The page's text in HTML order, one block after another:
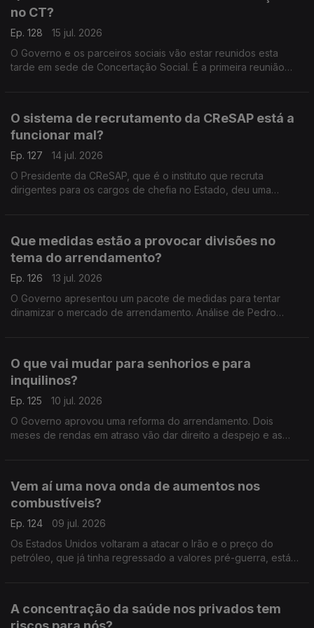
no CT?
Ep. 128
15 jul. 2026
O Governo e os parceiros sociais vão estar reunidos esta
tarde em sede de Concertação Social. É a primeira reunião
O sistema de recrutamento da CReSAP está a
funcionar mal?
Ep. 127
14 jul. 2026
O Presidente da CReSAP, que é o instituto que recruta
dirigentes para os cargos de chefia no Estado, deu uma
Que medidas estão a provocar divisões no
tema do arrendamento?
Ep. 126
13 jul. 2026
O Governo apresentou um pacote de medidas para tentar
dinamizar o mercado de arrendamento. Análise de Pedro
O que vai mudar para senhorios e para
inquilinos?
Ep. 125
10 jul. 2026
O Governo aprovou uma reforma do arrendamento. Dois
meses de rendas em atraso vão dar direito a despejo e as
Vem aí uma nova onda de aumentos nos
combustíveis?
Ep. 124
09 jul. 2026
Os Estados Unidos voltaram a atacar o Irão e o preço do
petróleo, que já tinha regressado a valores pré-guerra, está
A concentração da saúde nos privados tem